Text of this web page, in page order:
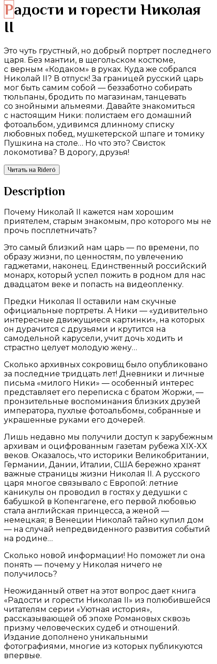
Радости и горести Николая
II
Это чуть грустный, но добрый портрет последнего
царя. Без мантии, в щегольском костюме,
с верным «Кодаком» в руках. Куда же собрался
Николай II? В отпуск! За границей русский царь
мог быть самим собой — беззаботно собирать
тюльпаны, бродить по магазинам, танцевать
со знойными альмеями. Давайте знакомиться
с настоящим Ники: полистаем его домашний
фотоальбом, удивимся длинному списку
любовных побед, мушкетерской шпаге и томику
Пушкина на столе… Но что это? Свисток
локомотива? В дорогу, друзья!
Читать на Rideró
Description
Почему Николай II кажется нам хорошим
приятелем, старым знакомым, про которого мы не
прочь посплетничать?
Это самый близкий нам царь — по времени, по
образу жизни, по ценностям, по увлечению
гаджетами, наконец. Единственный российский
монарх, который успел пожить в родном для нас
двадцатом веке и попасть на видеопленку.
Предки Николая II оставили нам скучные
официальные портреты. А Ники — «удивительно
интересные движущиеся картинки», на которых
он дурачится с друзьями и крутится на
самодельной карусели, учит дочь ходить и
страстно целует молодую жену…
Сколько архивных сокровищ было опубликовано
за последние тридцать лет! Дневники и личные
письма «милого Ники» — особенный интерес
представляет его переписка с братом Жоржи, —
пронзительные воспоминания близких друзей
императора, пухлые фотоальбомы, собранные и
украшенные руками его дочерей.
Лишь недавно мы получили доступ к зарубежным
архивам и оцифрованным газетам рубежа XIX-XX
веков. Оказалось, что историки Великобритании,
Германии, Дании, Италии, США бережно хранят
важные страницы жизни Николая II. А русского
царя многое связывало с Европой: летние
каникулы он проводил в гостях у дедушки с
бабушкой в Копенгагене, его первой любовью
стала английская принцесса, а женой —
немецкая; в Венеции Николай тайно купил дом
— на случай непредвиденного развития событий
на родине…
Сколько новой информации! Но поможет ли она
понять — почему у Николая ничего не
получилось?
Неожиданный ответ на этот вопрос дает книга
«Радости и горести Николая II» из полюбившейся
читателям серии «Уютная история»,
рассказывающей об эпохе Романовых сквозь
призму человеческих судеб и отношений.
Издание дополнено уникальными
фотографиями, многие из которых публикуются
впервые.